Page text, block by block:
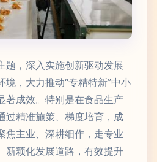
题，深入实施创新驱动发展
境，大力推动“专精特新”中小
著成效。特别是在食品生产
过精准施策、梯度培育，成
焦主业、深耕细作，走专业
新颖化发展道路，有效提升